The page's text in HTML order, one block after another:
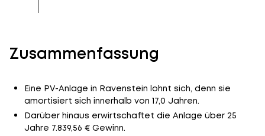
Zusammenfassung
Eine PV-Anlage in Ravenstein lohnt sich, denn sie
amortisiert sich innerhalb von 17,0 Jahren.
Darüber hinaus erwirtschaftet die Anlage über 25
Jahre 7.839,56 € Gewinn.